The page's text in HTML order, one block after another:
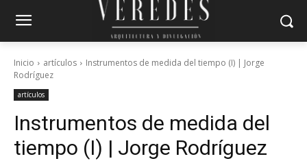
Inicio artículos
Instrumentos de medida del tiempo (I) | Jorge
Rodríguez
artículos
Instrumentos de medida del
tiempo (I) | Jorge Rodríguez